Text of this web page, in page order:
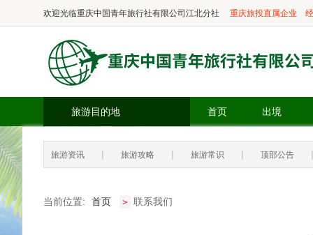
欢迎光临重庆中国青年旅行社有限公司江北分社 重庆旅投直属企业
旅游目的地 首页 出境
旅游资讯 | 旅游攻略 | 旅游常识 | 顶部公告 |
当前位置: 首页 > 联系我们